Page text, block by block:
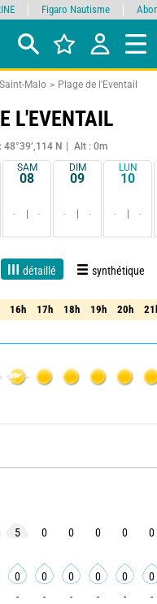
Saint-Malo Plage de l'Eventail
L'EVENTAIL
48°39’,114 N Alt : 0m
SAM
08
- -
DIM
09
- -
LUN
10
- -
détaillé synthétique
Fiabilité 80%
16h 17h 18h 19h 20h
16h 17h 18h 19h 20h
5 0 0 0 0 0
0 0 0 0 0 0
- - - - - -
Figaro Nautisme